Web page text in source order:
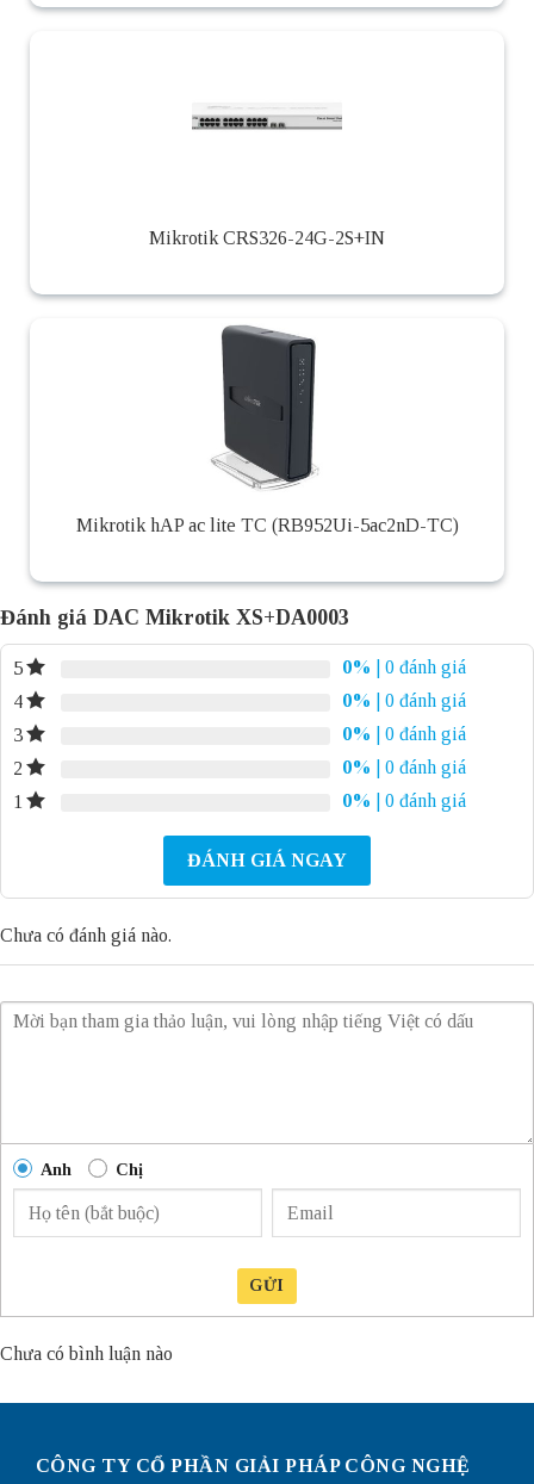
Mikrotik CRS326-24G-2S+IN
Mikrotik hAP ac lite TC (RB952Ui-5ac2nD-TC)
Đánh giá DAC Mikrotik XS+DA0003
5 0%
| 0 đánh giá
4
0%
| 0 đánh giá
3
0%
| 0 đánh giá
2
0%
| 0 đánh giá
1
0% | 0 đánh giá
ĐÁNH GIÁ NGAY
Chưa có đánh giá nào.
Anh Chị
GỬI
Chưa có bình luận nào
CÔNG TY CỔ PHẦN GIẢI PHÁP CÔNG NGHỆ